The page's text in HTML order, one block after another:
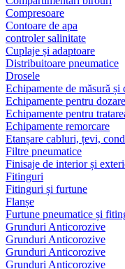
Compresoare
Contoare de apa
controler salinitate
Cuplaje și adaptoare
Distribuitoare pneumatice
Drosele
Echipamente de măsură și
Echipamente pentru dozare
Echipamente pentru
Echipamente remorcare
Etanșare cabluri, țevi,
Filtre pneumatice
Finisaje de interior și
Fitinguri
Fitinguri și furtune
Flanșe
Furtune pneumatice și
Grunduri Anticorozive
Grunduri Anticorozive
Grunduri Anticorozive
Grunduri Anticorozive